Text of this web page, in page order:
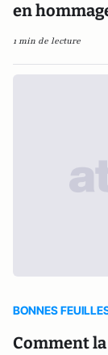
en
1 min de lecture
BONNES
Comment